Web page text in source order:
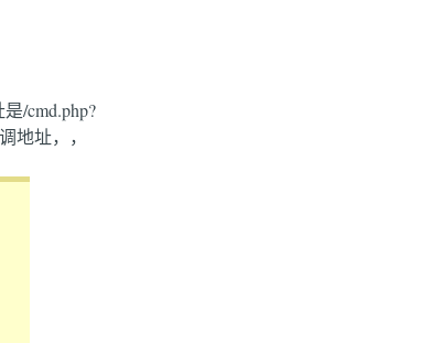
/cmd.php?
地址，，